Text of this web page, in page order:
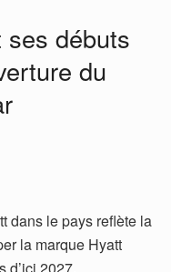
ses débuts
du
dans le pays reflète la
la marque Hyatt